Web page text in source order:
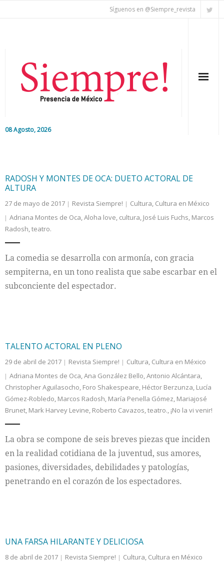
Síguenos en @Siempre_revista
08 Agosto, 2026
Colaboradores
Cultura
RADOSH Y MONTES DE OCA: DUETO ACTORAL DE
ALTURA
27 de mayo de 2017 Revista Siempre! Cultura, Cultura en México
Adriana Montes de Oca,Aloha love, cultura, José Luis Fuchs, Marcos
Radosh,teatro.
La comedia se desarrolla con armonía, con gracia
sempiterna, en un tono realista que sabe escarbar en el
subconciente del espectador.
TALENTO ACTORAL EN PLENO
29 de abril de 2017 Revista Siempre! Cultura, Cultura en México
Adriana Montes de Oca,Ana González Bello,Antonio Alcántara,
Christopher Aguilasocho, Foro Shakespeare, Héctor Berzunza, Lucía
Gómez-Robledo, Marcos Radosh, María Penella Gómez, Mariajosé
Brunet, Mark Harvey Levine, Roberto Cavazos,teatro., ¡No la vi venir!
La obra se compone de seis breves piezas que inciden
en la realidad cotidiana de la juventud, sus amores,
pasiones, diversidades, debilidades y patologías,
penetrando en el corazón de los espectadores.
UNA FARSA HILARANTE Y DELICIOSA
8 de abril de 2017 Revista Siempre! Cultura, Cultura en México